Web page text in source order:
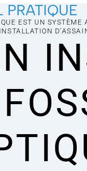
PRATIQUE
EST UN